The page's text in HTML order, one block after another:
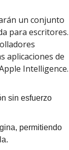
un conjunto
para escritores.
aplicaciones de
Intelligence.
sin esfuerzo
permitiendo